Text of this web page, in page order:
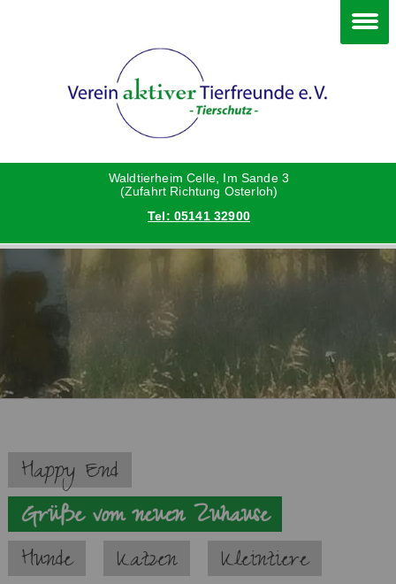
Waldtierheim Celle, Im Sande 3
(Zufahrt Richtung Osterloh)
Tel: 05141 32900
Navigation
überspringen
Happy End
Grüße vom neuen Zuhause
Hunde
Katzen Kleintiere
Katzen
Vermittlungshilfe privat
Danke an die Helfer
Vorstand
Satzung